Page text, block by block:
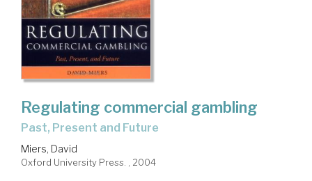
Regulating commercial gambling
Past, Present and Future
Miers, David
Oxford University Press. , 2004